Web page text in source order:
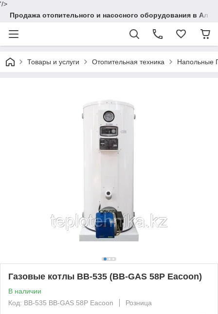
'/>
Продажа отопительного и насосного оборудования в
Товары и услуги Отопительная техника Напольные
Газовые котлы BB-535 (BB-GAS 58P Eacoon)
В наличии
Код: BB-535 BB-GAS 58P Eacoon
Розница